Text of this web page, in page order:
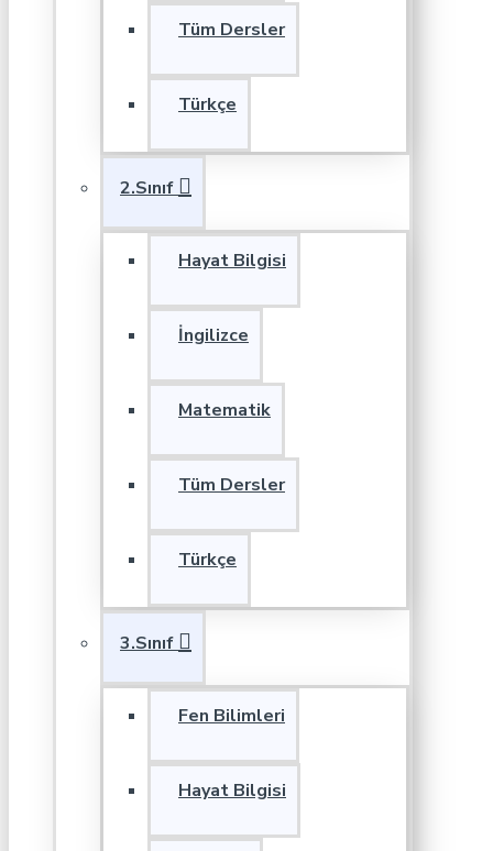
Tüm Dersler
Türkçe
2.Sınıf
Hayat Bilgisi
İngilizce
Matematik
Tüm Dersler
Türkçe
3.Sınıf
Fen Bilimleri
Hayat Bilgisi